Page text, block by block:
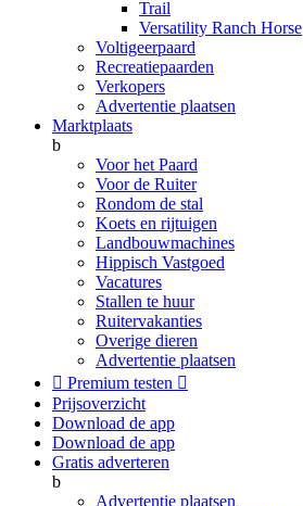
Trail
Versatility Ranch Horse
Voltigeerpaard
Recreatiepaarden
Verkopers
Advertentie plaatsen
Marktplaats
b
Voor het Paard
Voor de Ruiter
Rondom de stal
Koets en rijtuigen
Landbouwmachines
Hippisch Vastgoed
Vacatures
Stallen te huur
Ruitervakanties
Overige dieren
Advertentie plaatsen
 Premium testen 
Prijsoverzicht
Download de app
Download de app
Gratis adverteren
b
Advertentie plaatsen